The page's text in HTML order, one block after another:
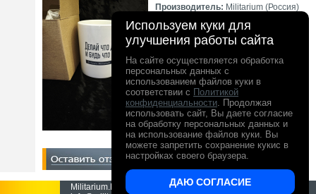
Производитель: Militarium (Россия)
Цена: 300 225
наличие: б/р
Militarium.Ru - интернет-магазин Милитариум.
Используем куки для
улучшения работы сайта
На сайте осуществляется обработка
персональных данных с
использованием файлов куки в
соответствии с Политикой
конфиденциальности. Продолжая
использовать сайт, Вы даете согласие
на обработку персональных данных и
на использование файлов куки. Вы
можете запретить сохранение кукис в
настройках своего браузера.
ДАЮ СОГЛАСИЕ